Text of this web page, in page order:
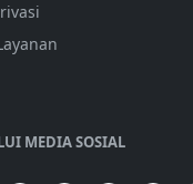
MEDIA SOSIAL